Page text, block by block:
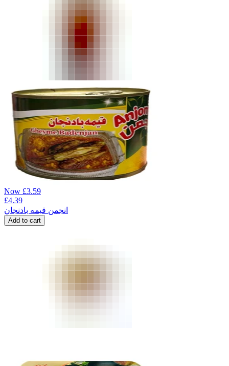
Now £3.59
£4.39
انجمن قیمه بادنجان
Add to cart